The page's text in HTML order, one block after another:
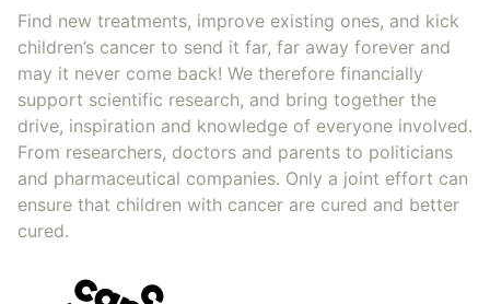
Find new treatments, improve existing ones, and kick
children’s cancer to send it far, far away forever and
may it never come back! We therefore financially
support scientific research, and bring together the
drive, inspiration and knowledge of everyone involved.
From researchers, doctors and parents to politicians
and pharmaceutical companies. Only a joint effort can
ensure that children with cancer are cured and better
cured.